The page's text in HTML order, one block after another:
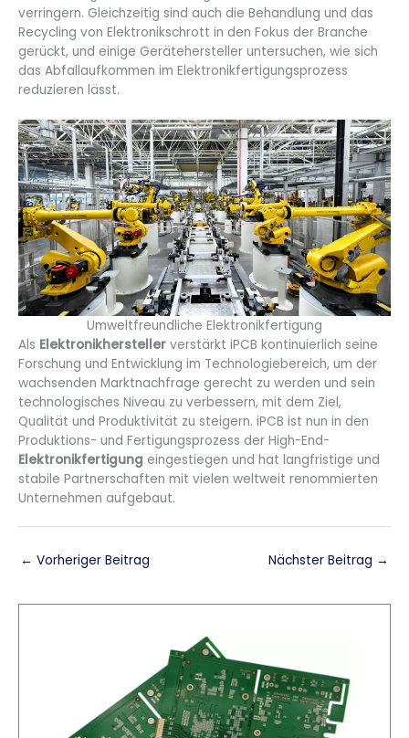
verringern. Gleichzeitig sind auch die Behandlung und das
Recycling von Elektronikschrott in den Fokus der Branche
gerückt, und einige Gerätehersteller untersuchen, wie sich
das Abfallaufkommen im Elektronikfertigungsprozess
reduzieren lässt.
Umweltfreundliche Elektronikfertigung
Als Elektronikhersteller verstärkt iPCB kontinuierlich seine
Forschung und Entwicklung im Technologiebereich, um der
wachsenden Marktnachfrage gerecht zu werden und sein
technologisches Niveau zu verbessern, mit dem Ziel,
Qualität und Produktivität zu steigern. iPCB ist nun in den
Produktions- und Fertigungsprozess der High-End-
Elektronikfertigung eingestiegen und hat langfristige und
stabile Partnerschaften mit vielen weltweit renommierten
Unternehmen aufgebaut.
← Vorheriger Beitrag Nächster Beitrag →